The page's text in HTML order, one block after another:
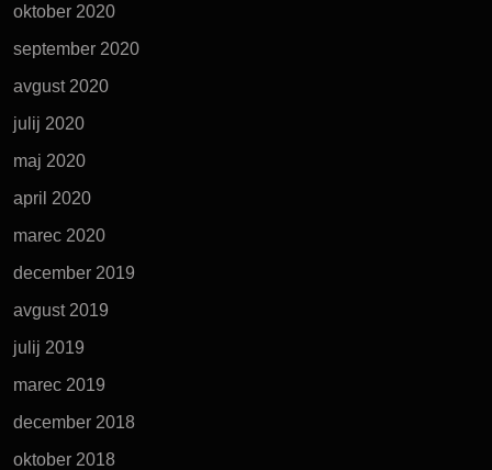
oktober 2020
september 2020
avgust 2020
julij 2020
maj 2020
april 2020
marec 2020
december 2019
avgust 2019
julij 2019
marec 2019
december 2018
oktober 2018